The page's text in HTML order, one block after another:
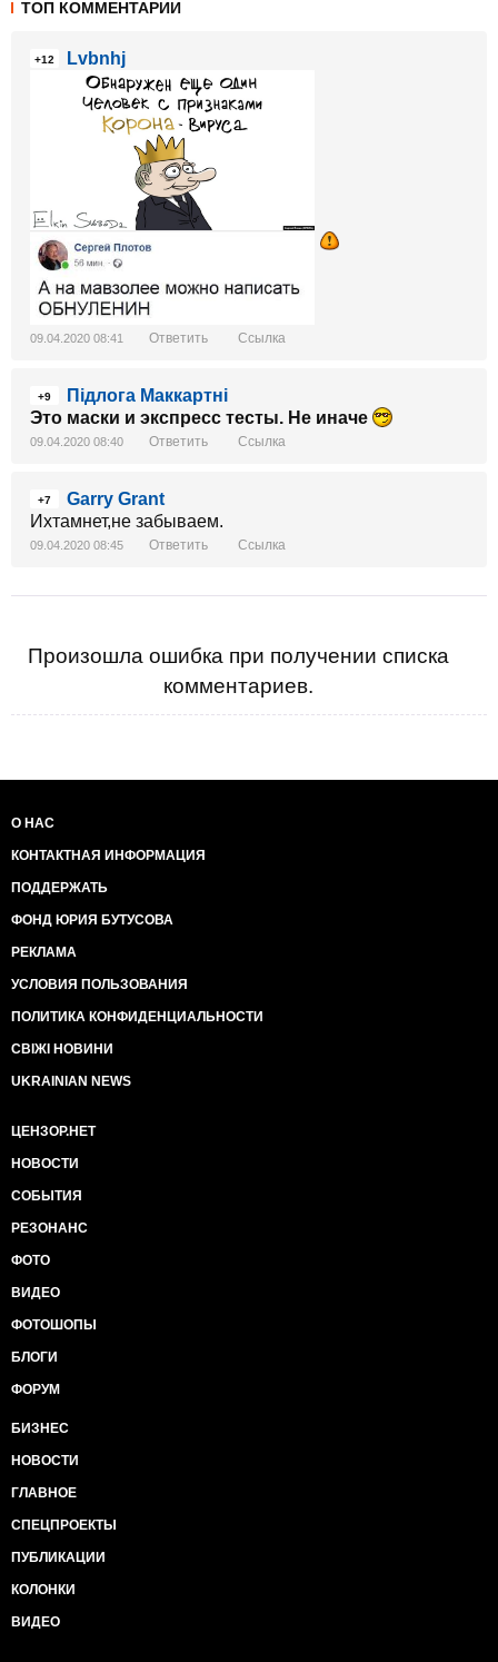
ТОП КОММЕНТАРИИ
+12 Lvbnhj
09.04.2020 08:41 Ответить Ссылка
+9
Підлога Маккартні
Это маски и экспресс тесты. Не иначе
09.04.2020 08:40 Ответить Ссылка
+7
Garry Grant
Ихтамнет,не забываем.
09.04.2020 08:45 Ответить Ссылка
Произошла ошибка при получении списка
комментариев.
О НАС
КОНТАКТНАЯ ИНФОРМАЦИЯ
ПОДДЕРЖАТЬ
ФОНД ЮРИЯ БУТУСОВА
РЕКЛАМА
УСЛОВИЯ ПОЛЬЗОВАНИЯ
ПОЛИТИКА КОНФИДЕНЦИАЛЬНОСТИ
СВІЖІ НОВИНИ
UKRAINIAN NEWS
ЦЕНЗОР.НЕТ
НОВОСТИ
СОБЫТИЯ
РЕЗОНАНС
ФОТО
ВИДЕО
ФОТОШОПЫ
БЛОГИ
ФОРУМ
БИЗНЕС
НОВОСТИ
ГЛАВНОЕ
СПЕЦПРОЕКТЫ
ПУБЛИКАЦИИ
КОЛОНКИ
ВИДЕО